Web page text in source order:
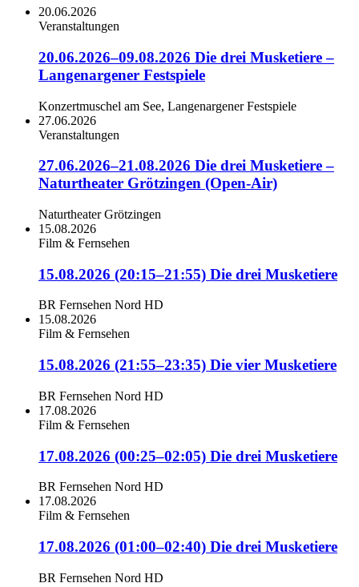
20.06.2026
Veranstaltungen
20.06.2026–09.08.2026 Die drei Musketiere –
Langenargener Festspiele
Konzertmuschel am See, Langenargener Festspiele
27.06.2026
Veranstaltungen
27.06.2026–21.08.2026 Die drei Musketiere –
Naturtheater Grötzingen (Open-Air)
Naturtheater Grötzingen
15.08.2026
Film & Fernsehen
15.08.2026 (20:15–21:55) Die drei Musketiere
BR Fernsehen Nord HD
15.08.2026
Film & Fernsehen
15.08.2026 (21:55–23:35) Die vier Musketiere
BR Fernsehen Nord HD
17.08.2026
Film & Fernsehen
17.08.2026 (00:25–02:05) Die drei Musketiere
BR Fernsehen Nord HD
17.08.2026
Film & Fernsehen
17.08.2026 (01:00–02:40) Die drei Musketiere
BR Fernsehen Nord HD